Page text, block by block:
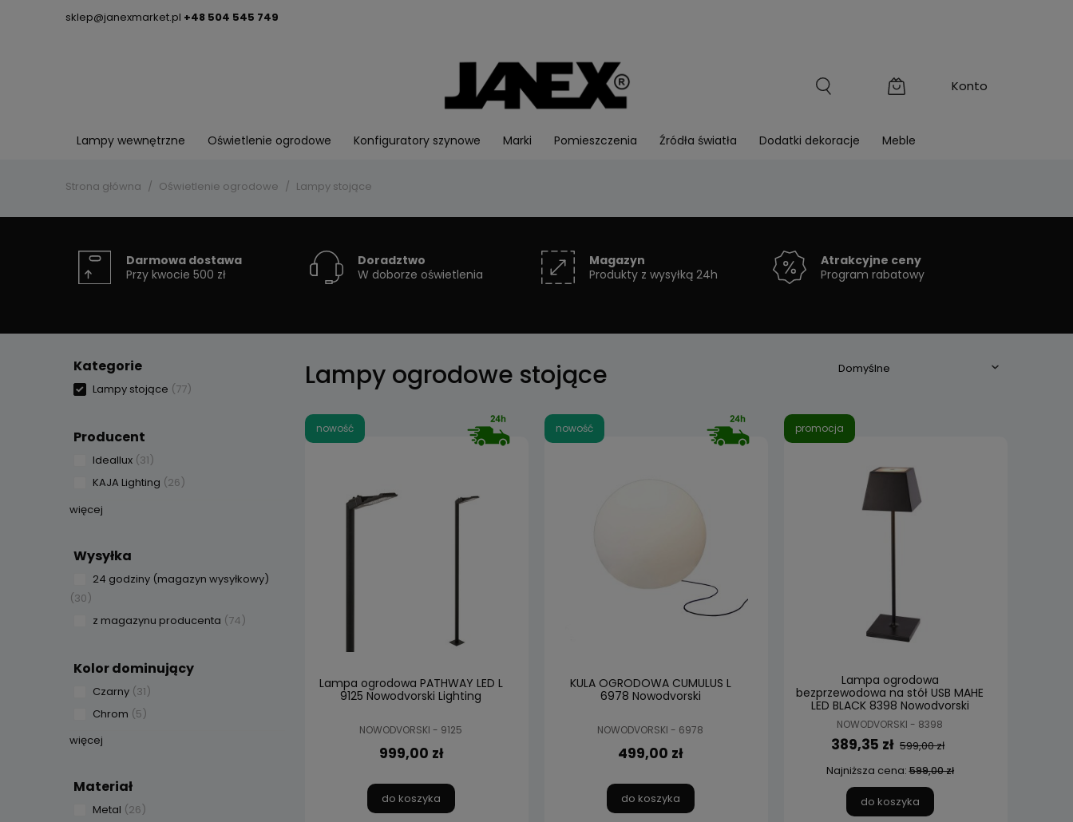
sklep@janexmarket.pl +48 504 545 749
Lampy wewnętrzne Oświetlenie ogrodowe Konfiguratory szynowe Marki Pomieszczenia Źródła światła Dodatki dekoracje Meble
Strona główna Oświetlenie ogrodowe Lampy stojące
Darmowa dostawa
Przy kwocie 500 zł
Doradztwo
W doborze oświetlenia
Magazyn
Produkty z wysyłką 24h
Atrakcyjne ceny
Program rabatowy
Kategorie
Lampy stojące (77)
Producent
Ideallux (31)
KAJA Lighting (26)
więcej
Wysyłka
24 godziny (magazyn wysyłkowy)
(30)
z magazynu producenta (74)
Kolor dominujący
Czarny (31)
Chrom (5)
więcej
Materiał
Metal (26)
Lampy ogrodowe stojące
Lampa ogrodowa PATHWAY LED L
9125 Nowodvorski Lighting
NOWODVORSKI - 9125
999,00 zł
do koszyka
nowość
KULA OGRODOWA CUMULUS L
6978 Nowodvorski
NOWODVORSKI - 6978
499,00 zł
do koszyka
nowość
Lampa ogrodowa
bezprzewodowa na stół USB MAHE
LED BLACK 8398 Nowodvorski
Lighting
NOWODVORSKI - 8398
389,35 zł 599,00 zł
Najniższa cena:599,00 zł
do koszyka
promocja